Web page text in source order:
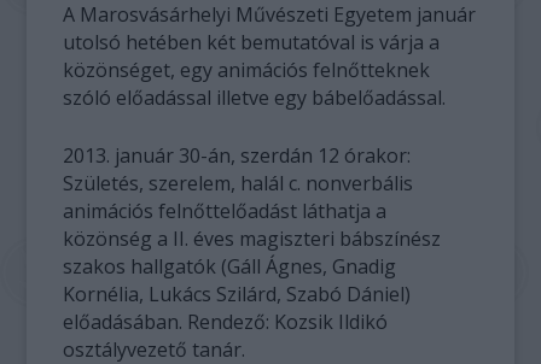
A Marosvásárhelyi Művészeti Egyetem január
utolsó hetében két bemutatóval is várja a
közönséget, egy animációs felnőtteknek
szóló előadással illetve egy bábelőadással.
2013. január 30-án, szerdán 12 órakor:
Születés, szerelem, halál c. nonverbális
animációs felnőttelőadást láthatja a
közönség a II. éves magiszteri bábszínész
szakos hallgatók (Gáll Ágnes, Gnadig
Kornélia, Lukács Szilárd, Szabó Dániel)
előadásában. Rendező: Kozsik Ildikó
osztályvezető tanár.